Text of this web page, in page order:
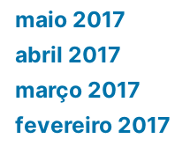
maio 2017
abril 2017
março 2017
fevereiro 2017